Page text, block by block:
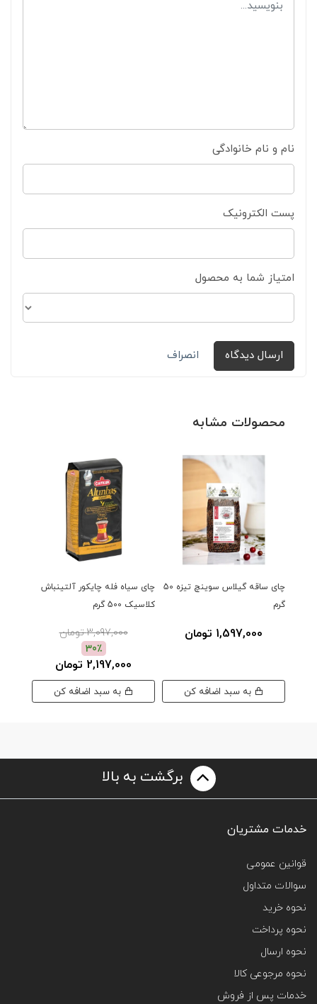
نام و نام خانوادگی
پست الکترونیک
امتیاز شما به محصول
ارسال دیدگاه انصراف
محصولات مشابه
چای ساقه گیلاس سوینچ تیزه 50
گرم
1,597,000 تومان
چای سیاه فله چایکور آلتینباش
کلاسیک 500 گرم
3,097,000 تومان
30٪
2,197,000 تومان
برگشت به بالا
خدمات مشتریان
قوانین عمومی
سوالات متداول
نحوه خرید
نحوه پرداخت
نحوه ارسال
نحوه مرجوعی کالا
خدمات پس از فروش